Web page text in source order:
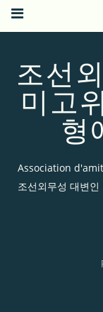
조선
미고
형
Association
조선외무성 대변